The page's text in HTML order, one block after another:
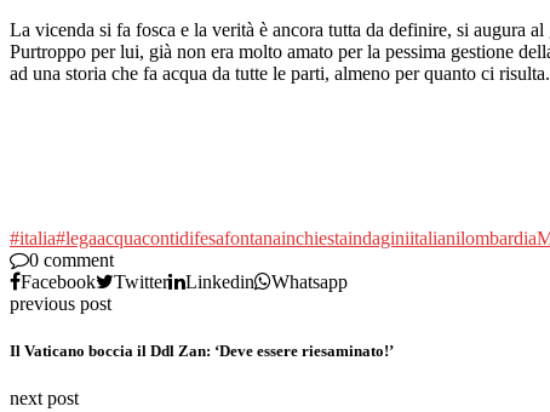
La vicenda si fa fosca e la verità è ancora tutta da definire, si augura
Purtroppo per lui, già non era molto amato per la pessima gestione
ad una storia che fa acqua da tutte le parti, almeno per quanto ci risulta.
#italia#legaacquacontidifesafontanainchiestaindaginiitalianilombardia
0 comment
Facebook
Twitter Linkedin
Whatsapp
previous post
Il Vaticano boccia il Ddl Zan: ‘Deve essere riesaminato!’
next post